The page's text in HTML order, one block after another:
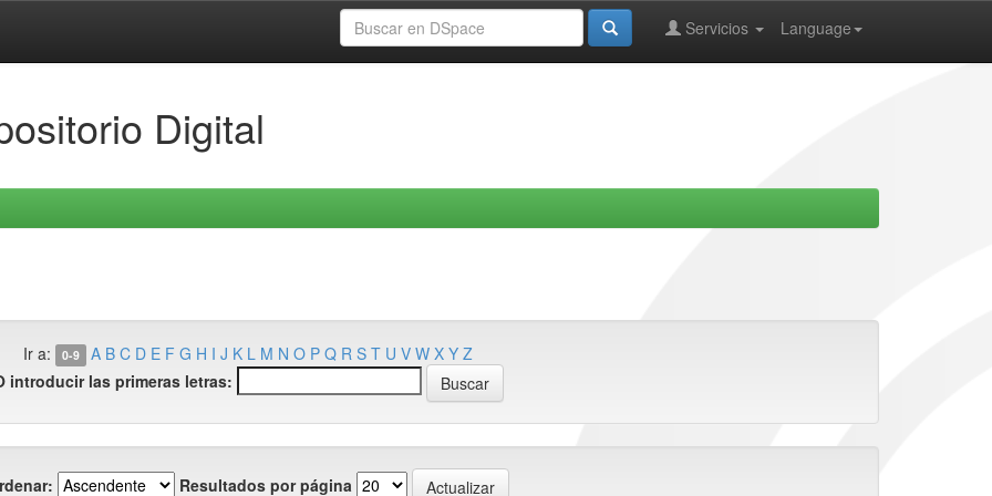
Language
Servicios
Digital
Ir a: 0-9 A B C D E F G H I J K L M N O P Q R S T U V W X Y Z
introducir las primeras letras:
Resultados por página